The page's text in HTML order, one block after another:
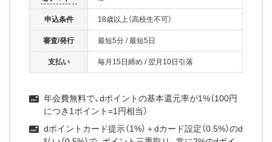
申込条件 18歳以上（高校生不可）
審査/発行 最短5分 /最短5日
支払い 毎月15日締め /翌月10日引落
年会費無料で、dポイントの基本還元率が1%（100円
につき1ポイント=1円相当）
dポイントカード提示（1%）＋dカード設定（0.5%）のd